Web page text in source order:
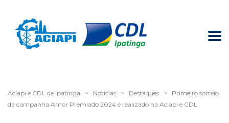
Aciapi e CDL de Ipatinga > Notícias > Destaques >
Primeiro sorteio
da campanha Amor Premiado 2024 é realizado na Aciapi e CDL